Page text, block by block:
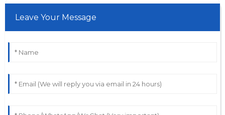
Leave Your Message